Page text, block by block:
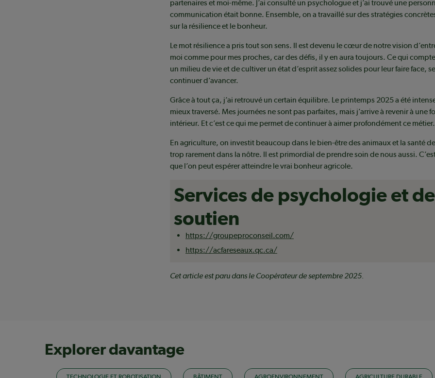
partenaires et moi-même. J’ai consulté un psychologue et j’ai trouvé une
communication était bonne. Ensemble, on a travaillé sur des stratégies
sur la résilience et le bonheur.
Le mot résilience a pris tout son sens. Il est devenu le cœur de notre vision
moi comme pour mes proches, car des défis, il y en aura toujours. Ce qui
un milieu de vie et de cultiver un état d’esprit assez solides pour leur faire face,
continuer d’avancer.
Grâce à tout ça, j’ai retrouvé un certain équilibre. Le printemps 2025 a été
mieux traversé. Mes journées ne sont pas parfaites, mais j’arrive à revenir à une
intérieur. Et c’est ce qui me permet de continuer à aimer profondément ce métier.
En agriculture, on investit beaucoup dans le bien-être des animaux et la santé
trop rarement dans la nôtre. Il est primordial de prendre soin de nous aussi.
que l’on peut espérer atteindre le vrai bonheur agricole.
Services de psychologie et de
soutien
https://groupeproconseil.com/
https://acfareseaux.qc.ca/
Cet article est paru dans le Coopérateur de septembre 2025.
Explorer davantage